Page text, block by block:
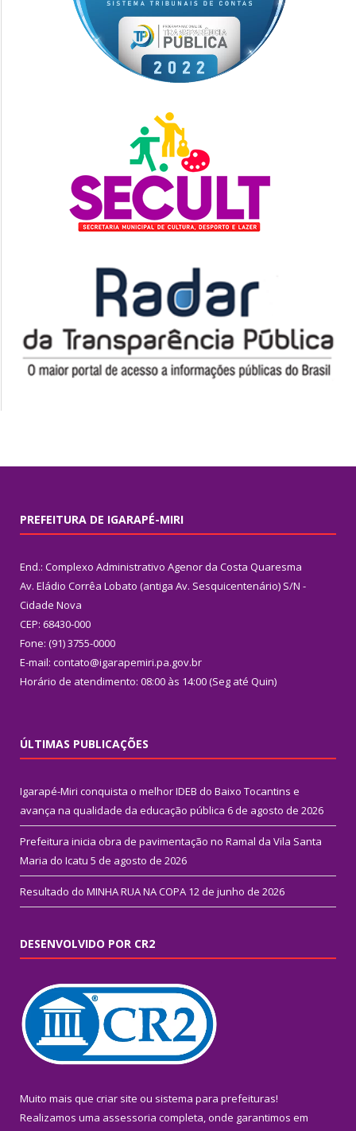
PREFEITURA DE IGARAPÉ-MIRI
End.: Complexo Administrativo Agenor da Costa Quaresma
Av. Eládio Corrêa Lobato (antiga Av. Sesquicentenário) S/N -
Cidade Nova
CEP: 68430-000
Fone: (91) 3755-0000
E-mail: contato@igarapemiri.pa.gov.br
Horário de atendimento: 08:00 às 14:00 (Seg até Quin)
ÚLTIMAS PUBLICAÇÕES
Igarapé-Miri conquista o melhor IDEB do Baixo Tocantins e
avança na qualidade da educação pública 6 de agosto de 2026
Prefeitura inicia obra de pavimentação no Ramal da Vila Santa
Maria do Icatu 5 de agosto de 2026
Resultado do MINHA RUA NA COPA 12 de junho de 2026
DESENVOLVIDO POR CR2
Muito mais que criar site ou sistema para prefeituras!
Realizamos uma assessoria completa, onde garantimos em